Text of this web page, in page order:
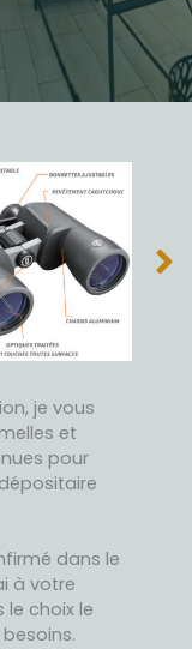
je vous
et
pour
dans le
à votre
le choix le